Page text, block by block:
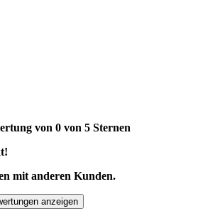
von 0 von 5 Sternen
mit anderen Kunden.
anzeigen